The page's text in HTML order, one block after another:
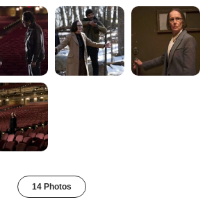
14 Photos